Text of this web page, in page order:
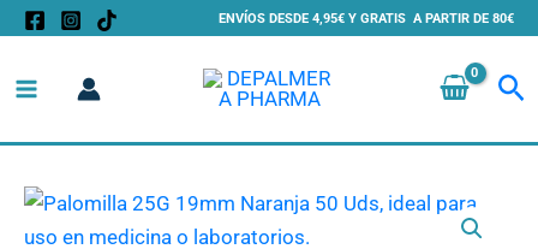
contenido
ENVÍOS DESDE 4,95€ Y GRATIS A PARTIR DE 80€
Palomilla
25G